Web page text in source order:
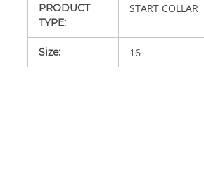
PRODUCT
TYPE:
START COLLAR
Size: 16